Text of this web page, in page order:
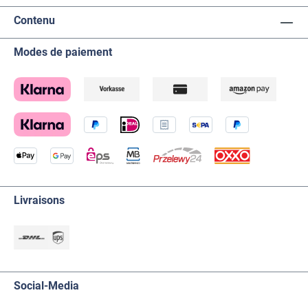
Contenu
Modes de paiement
Livraisons
Social-Media